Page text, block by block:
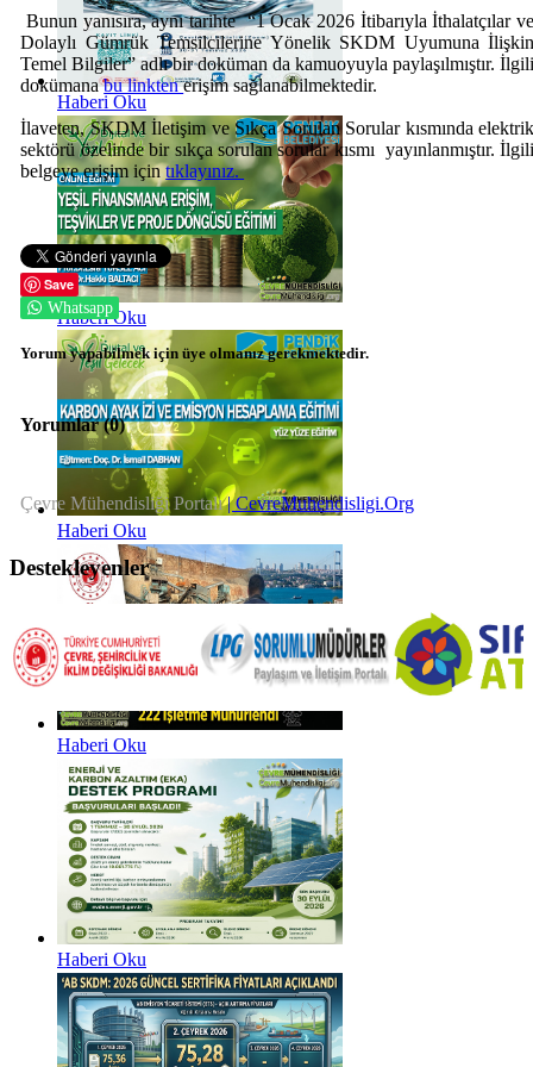
Haberi Oku
Haberi Oku
Haberi Oku
Haberi Oku
Haberi Oku
Bunun yanısıra, aynı tarihte “1 Ocak 2026 İtibarıyla İthalatçılar
Dolaylı Gümrük Temsilcilerine Yönelik SKDM Uyumuna
Temel Bilgiler” adlı bir doküman da kamuoyuyla paylaşılmıştır.
dokümanabu linktenerişim sağlanabilmektedir.
İlaveten, SKDM İletişim ve Sıkça Sorulan Sorular kısmında
sektörü özelinde bir sıkça sorulan sorular kısmı yayınlanmıştır.
belgeye erişim içintıklayınız.
Save
Whatsapp
Yorum yapabilmek için üye olmanız gerekmektedir.
Yorumlar (0)
Çevre Mühendisliği Portalı| CevreMuhendisligi.Org
Destekleyenler